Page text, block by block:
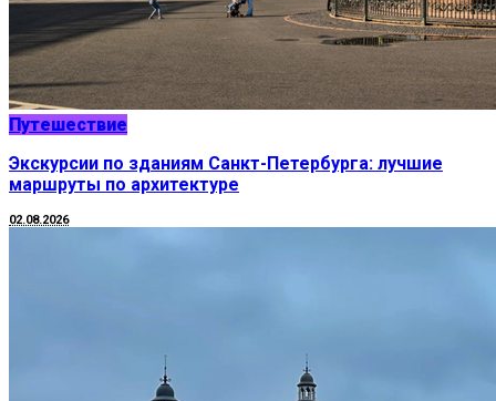
Путешествие
Экскурсии по зданиям Санкт-Петербурга: лучшие
маршруты по архитектуре
02.08.2026